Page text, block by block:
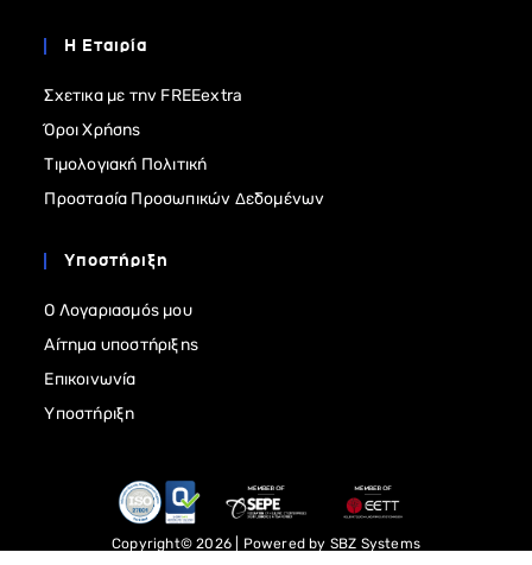
Η Εταιρία
Σχετικα με την FREEextra
Όροι Χρήσης
Τιμολογιακή Πολιτική
Προστασία Προσωπικών Δεδομένων
Υποστήριξη
Ο Λογαριασμός μου
Αίτημα υποστήριξης
Επικοινωνία
Υποστήριξη
Copyright© 2026 | Powered by SBZ Systems